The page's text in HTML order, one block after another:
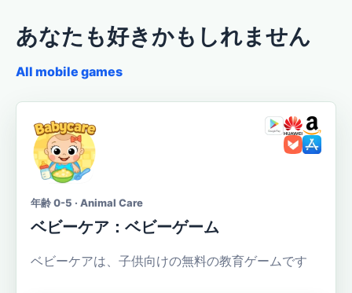
あなたも好きかもしれません
All mobile games
年齢 0-5 · Animal Care
ベビーケア：ベビーゲーム
ベビーケアは、子供向けの無料の教育ゲームです